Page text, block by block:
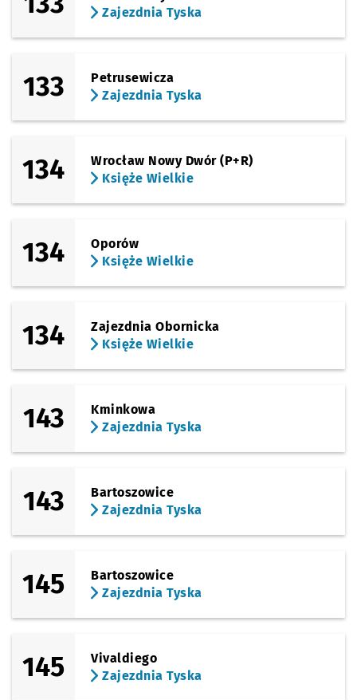
Zajezdnia Tyska
133
Petrusewicza
Zajezdnia Tyska
134
Wrocław Nowy Dwór (P+R)
Księże Wielkie
134
Oporów
Księże Wielkie
134
Zajezdnia Obornicka
Księże Wielkie
143
Kminkowa
Zajezdnia Tyska
143
Bartoszowice
Zajezdnia Tyska
145
Bartoszowice
Zajezdnia Tyska
145
Vivaldiego
Zajezdnia Tyska